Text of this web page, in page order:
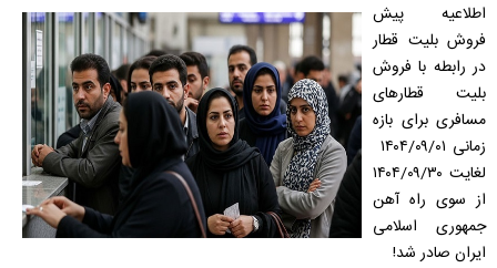
اطلاعیه پیش
فروش بلیت قطار
در رابطه با فروش
بليت قطارهای
مسافری برای بازه
زمانی
لغايت ۱۴۰۴/۰۹/۳۰
از سوی راه آهن
جمهوری اسلامی
ایران صادر شد!